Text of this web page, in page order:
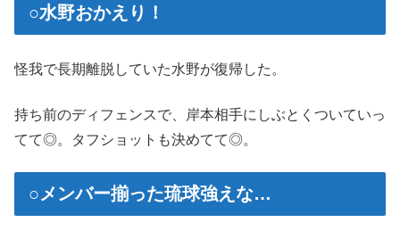
○水野おかえり！
怪我で長期離脱していた水野が復帰した。
持ち前のディフェンスで、岸本相手にしぶとくついていっ
てて◎。タフショットも決めてて◎。
○メンバー揃った琉球強えな…